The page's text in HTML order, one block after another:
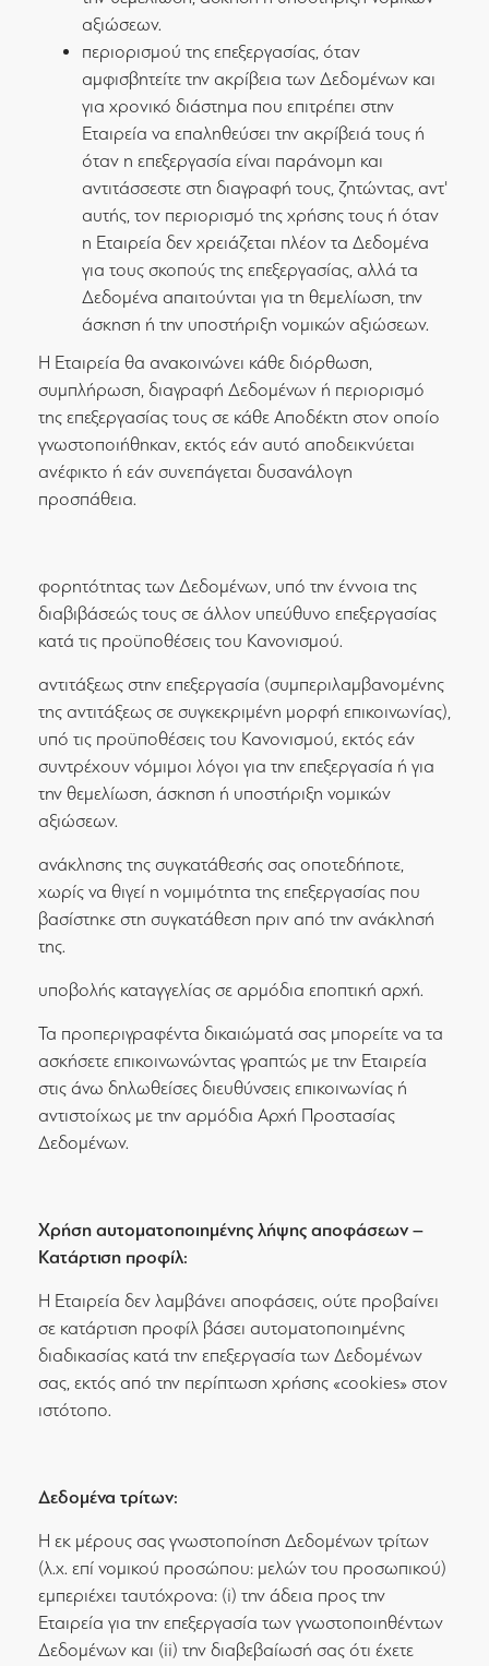
αξιώσεων.
περιορισμού της επεξεργασίας, όταν
αμφισβητείτε την ακρίβεια των Δεδομένων και
για χρονικό διάστημα που επιτρέπει στην
Εταιρεία να επαληθεύσει την ακρίβειά τους ή
όταν η επεξεργασία είναι παράνομη και
αντιτάσσεστε στη διαγραφή τους, ζητώντας, αντ'
αυτής, τον περιορισμό της χρήσης τους ή όταν
η Εταιρεία δεν χρειάζεται πλέον τα Δεδομένα
για τους σκοπούς της επεξεργασίας, αλλά τα
Δεδομένα απαιτούνται για τη θεμελίωση, την
άσκηση ή την υποστήριξη νομικών αξιώσεων.
Η Εταιρεία θα ανακοινώνει κάθε διόρθωση,
συμπλήρωση, διαγραφή Δεδομένων ή περιορισμό
της επεξεργασίας τους σε κάθε Αποδέκτη στον οποίο
γνωστοποιήθηκαν, εκτός εάν αυτό αποδεικνύεται
ανέφικτο ή εάν συνεπάγεται δυσανάλογη
προσπάθεια.
φορητότητας των Δεδομένων, υπό την έννοια της
διαβιβάσεώς τους σε άλλον υπεύθυνο επεξεργασίας
κατά τις προϋποθέσεις του Κανονισμού.
αντιτάξεως στην επεξεργασία (συμπεριλαμβανομένης
της αντιτάξεως σε συγκεκριμένη μορφή επικοινωνίας),
υπό τις προϋποθέσεις του Κανονισμού, εκτός εάν
συντρέχουν νόμιμοι λόγοι για την επεξεργασία ή για
την θεμελίωση, άσκηση ή υποστήριξη νομικών
αξιώσεων.
ανάκλησης της συγκατάθεσής σας οποτεδήποτε,
χωρίς να θιγεί η νομιμότητα της επεξεργασίας που
βασίστηκε στη συγκατάθεση πριν από την ανάκλησή
της.
υποβολής καταγγελίας σε αρμόδια εποπτική αρχή.
Τα προπεριγραφέντα δικαιώματά σας μπορείτε να τα
ασκήσετε επικοινωνώντας γραπτώς με την Εταιρεία
στις άνω δηλωθείσες διευθύνσεις επικοινωνίας ή
αντιστοίχως με την αρμόδια Αρχή Προστασίας
Δεδομένων.
Χρήση αυτοματοποιημένης λήψης αποφάσεων –
Κατάρτιση προφίλ:
Η Εταιρεία δεν λαμβάνει αποφάσεις, ούτε προβαίνει
σε κατάρτιση προφίλ βάσει αυτοματοποιημένης
διαδικασίας κατά την επεξεργασία των Δεδομένων
σας, εκτός από την περίπτωση χρήσης «cookies» στον
ιστότοπο.
Δεδομένα τρίτων:
Η εκ μέρους σας γνωστοποίηση Δεδομένων τρίτων
(λ.χ. επί νομικού προσώπου: μελών του προσωπικού)
εμπεριέχει ταυτόχρονα: (i) την άδεια προς την
Εταιρεία για την επεξεργασία των γνωστοποιηθέντων
Δεδομένων και (ii) την διαβεβαίωσή σας ότι έχετε